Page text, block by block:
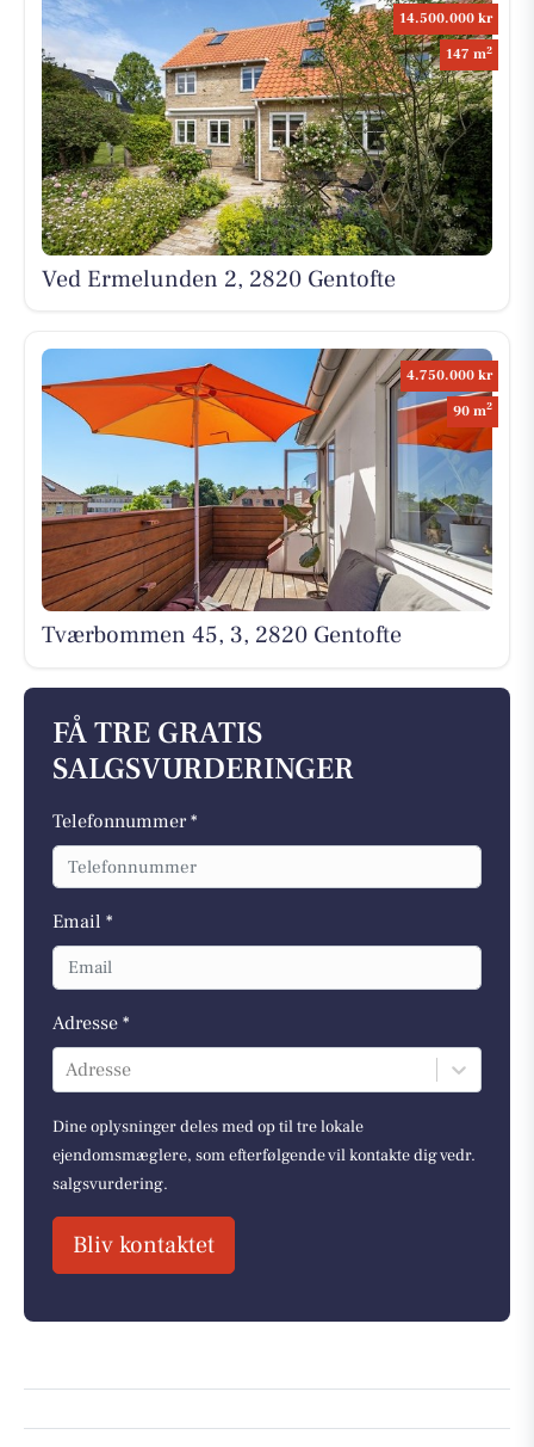
14.500.000 kr
147 m2
Ved Ermelunden 2, 2820 Gentofte
4.750.000 kr
90 m2
Tværbommen 45, 3, 2820 Gentofte
FÅ TRE GRATIS
SALGSVURDERINGER
Telefonnummer *
Email *
Adresse *
Adresse
Dine oplysninger deles med op til tre lokale
ejendomsmæglere, som efterfølgende vil kontakte dig vedr.
salgsvurdering.
Bliv kontaktet